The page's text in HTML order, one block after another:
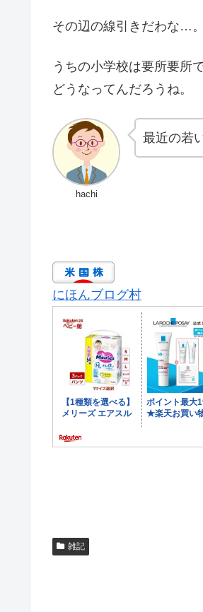
その辺の線引きだわな…。
うちの小学校は要所要所
どうなってんだろうね。
hachi
最近の若
にほんブログ村
雑記